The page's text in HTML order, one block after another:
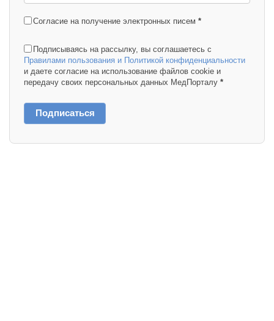
Согласие на получение электронных писем *
Подписываясь на рассылку, вы соглашаетесь с
Правилами пользования и Политикой конфиденциальности
и даете согласие на использование файлов cookie и
передачу своих персональных данных МедПорталу *
Подписаться